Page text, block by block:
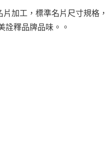
加工，標準名片尺寸規
詮釋品牌品味。。